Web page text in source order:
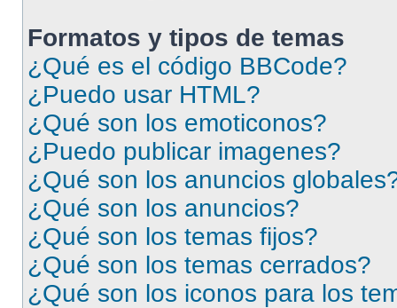
Formatos y tipos de temas
¿Qué es el código BBCode?
¿Puedo usar HTML?
¿Qué son los emoticonos?
¿Puedo publicar imagenes?
¿Qué son los anuncios
¿Qué son los anuncios?
¿Qué son los temas fijos?
¿Qué son los temas cerrados?
¿Qué son los iconos para los